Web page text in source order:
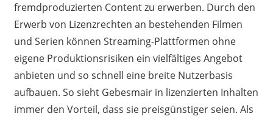
fremdproduzierten Content zu erwerben. Durch den
Erwerb von Lizenzrechten an bestehenden Filmen
und Serien können Streaming-Plattformen ohne
eigene Produktionsrisiken ein vielfältiges Angebot
anbieten und so schnell eine breite Nutzerbasis
aufbauen. So sieht Gebesmair in lizenzierten Inhalten
immer den Vorteil, dass sie preisgünstiger seien. Als